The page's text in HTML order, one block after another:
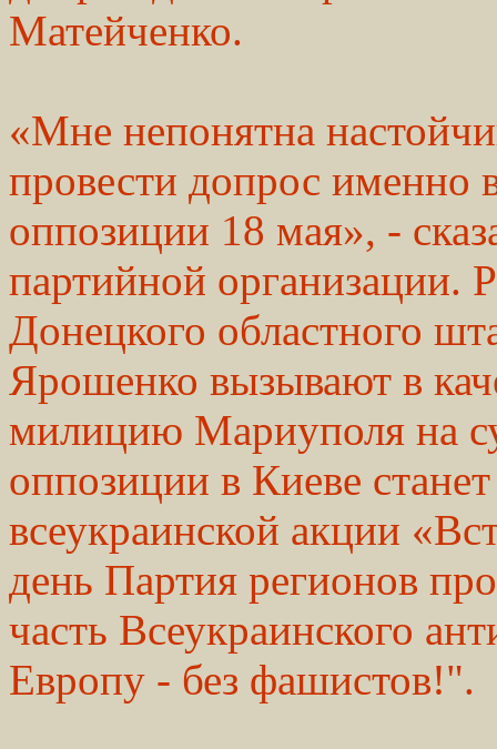
Матейченко.
«Мне непонятна
провести допрос именно
оппозиции 18 мая», -
партийной организации.
Донецкого областного
Ярошенко вызывают в
милицию Мариуполя на
оппозиции в Киеве
всеукраинской акции
день Партия регионов
часть Всеукраинского
Европу - без фашистов!".